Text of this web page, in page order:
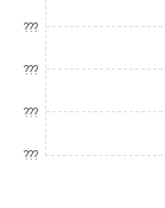
???
???
???
???